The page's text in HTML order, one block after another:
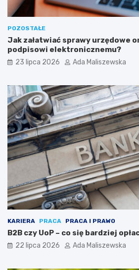
POZOSTAŁE
Jak załatwiać sprawy urzędowe
podpisowi elektronicznemu?
23 lipca 2026 Ada Maliszewska
KARIERA PRACA PRACA I PRAWO
B2B czy UoP – co się bardziej
22 lipca 2026 Ada Maliszewska